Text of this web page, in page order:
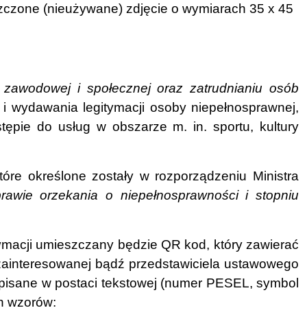
(nieużywane) zdjęcie o wymiarach 35 x 45
i społecznej oraz zatrudnianiu osób
legitymacji osoby niepełnosprawnej,
do usług w obszarze m. in. sportu, kultury
określone zostały w rozporządzeniu Ministra
orzekania o niepełnosprawności i stopniu
umieszczany będzie QR kod, który zawierać
bądź przedstawiciela ustawowego
w postaci tekstowej (numer PESEL, symbol
wzorów: